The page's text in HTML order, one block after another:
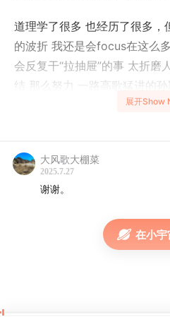
道理学了很多 也经历了很多，
的波折 我还是会focus在这么
会反复干“拉抽屉”的事 太折磨
结 那么努力 一路高歌猛进的
弄人。真是 格局太小啦。因为
04:29 单伟建简介
坑。第一坑，定好的事无数次
么做背后的原因，能从什么角
展开Show
大风歌大棚菜
2025.7.27
谢谢。
在小宇